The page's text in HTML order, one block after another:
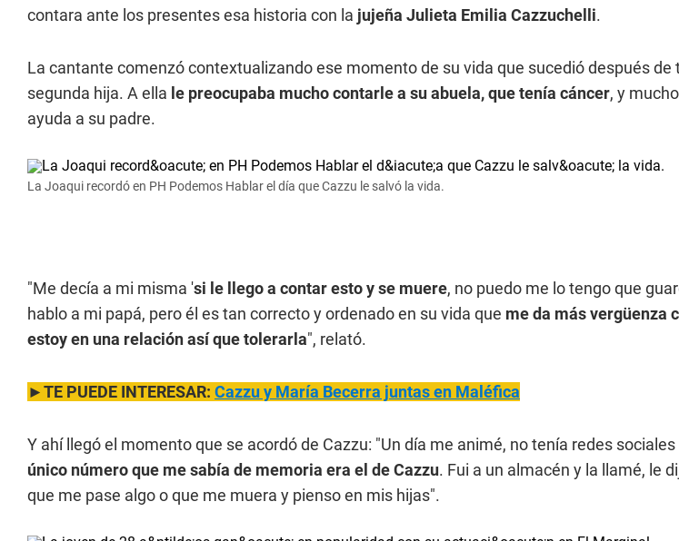
contara ante los presentes esa historia con la jujeña Julieta Emilia Cazzuchelli.
La cantante comenzó contextualizando ese momento de su vida que sucedió después de
segunda hija. A ella le preocupaba mucho contarle a su abuela, que tenía cáncer, y
ayuda a su padre.
La Joaqui recordó en PH Podemos Hablar el día que Cazzu le salvó la vida.
"Me decía a mi misma 'si le llego a contar esto y se muere, no puedo me lo tengo que
hablo a mi papá, pero él es tan correcto y ordenado en su vida que me da más vergüenza
estoy en una relación así que tolerarla", relató.
►TE PUEDE INTERESAR: Cazzu y María Becerra juntas en Maléfica
Y ahí llegó el momento que se acordó de Cazzu: "Un día me animé, no tenía redes sociales
único número que me sabía de memoria era el de Cazzu. Fui a un almacén y la llamé, le
que me pase algo o que me muera y pienso en mis hijas".